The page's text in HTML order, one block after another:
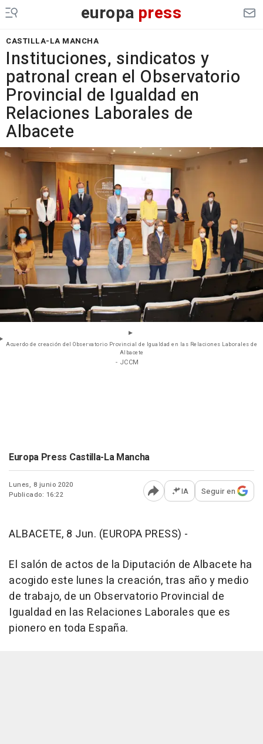
europa press
CASTILLA-LA MANCHA
Instituciones, sindicatos y
patronal crean el Observatorio
Provincial de Igualdad en
Relaciones Laborales de
Albacete
Acuerdo de creación del Observatorio Provincial de Igualdad en las Relaciones Laborales de
Albacete
- JCCM
Europa Press Castilla-La Mancha
Lunes, 8 junio 2020
Publicado: 16:22
Abrir opciones para
IA Seguir en
ALBACETE, 8 Jun. (EUROPA PRESS) -
El salón de actos de la Diputación de Albacete ha
acogido este lunes la creación, tras año y medio
de trabajo, de un Observatorio Provincial de
Igualdad en las Relaciones Laborales que es
pionero en toda España.